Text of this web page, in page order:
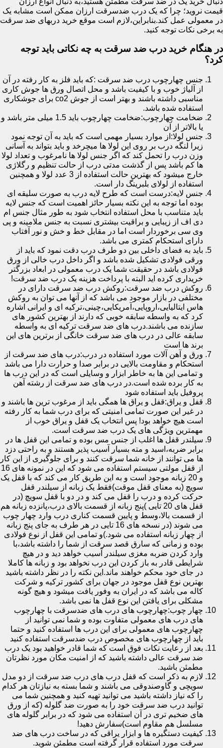
قیمت نروید؛ چرا که یک درب ضدسرقت ارزان ممکن است مشابه یک
در معمولی عمل کند.بنابراین،لازم است موقع خرید دربهای ضد سرقت
به برخی نکات توجه کنید.
در هنگام خرید درب ضد سرقت به چه نکاتی باید توجه
کرد؟
جنس چهارچوب درب ضد سرقت :که باید فلز به کار رفته در آن
از آلیاژ خوب و با کیفیت باشد و محل اتصال ورق ها جوش کاری
مناسبی داشته باشند و بهتر است از جوش co2 برای جوشکاری
استفاده شده باشد.
ضخامت چهارچوب:ضخامت چهارچوب باید 1.5 میلی متر باشد و
یا بالاتر از آن
جنس لولا:از موارد بسیار مهمی است که باید به آن توجه نمود
زیرا لنگه درب بر روی این لولا ها میچرخد و باید بتواند به آسانی
وزن درب را تحمل کند که اگر جنس لولا ها نامرغوب و تعداد لولا
ها کم باشد پس از گذشت مدتی درب از حالت تنظیم و رگلاژی
خارج میشود که بهترین حالت استفاده از 3 عدد لولا و همچنین
استفاده از لولای بلبرینگ دار است.
جنس لایه:درست است که طرح لایه درب به صورت سلیقه ای
بوده اما توجه به این نکته بسیار حائز اهمیت است که جنس لایه
باید متناسب با محل استفاده انتخاب شود به طور مثال جنس ام
دی اف از زیبایی و براقیت بیشتری نسبت به جنس ملامینه و پی
وی سی برخوردار است اما در مقابل خط و خش و نور آفتاب
دارای استحکام کمتری می باشد.
باید به فضای داخلی بین دو طرف درب دقت نمود که باید از
ورقی فولادی تشکیل شده باشد و اگر داخل درب خالی از ورق
فولادی باشد در حقیقت شما یک درب معمولی در ابعاد بزرگتر
خریداری کرده اید البته با پرداخت هزینه یک درب ضد سرقت!
روکش درب ضد سرقت:روکش درب ضد سرقت دارای در
مختلفی در بازار موجود می باشد که از آنها می توان به روکش
هاس ایتالیایی،اروپایی،آمریکایی،چینی،ترکیه ای و ایرانی اشاره
کرد که به واسطه سابقه خوبی که دارند از بهترین کشور های
سازنده می باشند.درب های ضد سرقت ترکیه ای به واسطه
سابقه عالی در درب های ضد سرقت خانگی از برترین های این
برند ها است
ورق و آهن آلات مورد استفاده در درب:درب های ضد سرقت از
استحکام و مقاومت بالایی در برابر صدا و حرارت دارا می باشد
و تمامی این ها به خاطر ابزار و وسایلی است که در این درب ها
به کار برده شده است.در درب های ضد سرقت از رشته آهن
پروفیل باید استفاده شود
قفل و یراق:قفل و یراق ها همگی باید از مرغوب ترین ها باشند و
در غیر این صورت تمامی امنیتی که برای درب شما به کار رفته
است هیچ خواهد بود! پس انتخاب یک قفل و یراق خوب از
مهمترین ویژگی های یک درب ضد سرقت است.
سیلندر قفل ها اغلب از جنس مس بوده و تمامی این قفل ها در
برابر ضربه،اسید و مته بسیار آسیب پذیر هستند و به راحتی دزد
ها می توانند از خانه شما سرقت کنند و برای جلوگیری از این کار
از قفل مولتی سیستم استفاده می شود که این در نمونه های 16
و 20 زبانه موجود است و به این طریق کار می کند که با قفل یک
سویچ (به معنای قفل موقت)فقط یک زبانه از سیلندر قفل
حرکت کرده و درب را قفل می کند و در دو با قفل سویچ (در
قفل های 20 تایی )پنج زبانه از قسمت بالای درب،پانزده زبانه هم
از قسمت بالا،وسط و پایین قسمت کناری درب وارد چهار چوب
می شوند (در نسخه های 16 تایی در هر طرف به جای پنج زبانه
از چهار زبانه استفاده می شود.)و تمامی این قفل از نوع فولادی
بوده و زمانی که سارق قصد سرقت از شما را داشته باشد،با
وارد کردن ضربه مغزی سیلندر آسیب خواهد دید و در هیچ
شرایطی قادر به باز کردن این درب نخواهد بود و زبانه ها کاملا
در جای خود محکم خواهند ماند.این نکته را در نظر داشته باشید
بهترین نوع قفل موجود در جهان برای کشور ترکیه و شرکت
کاله می باشد که در ایران به وفور یافت میشود و هیچ گونه
مشکلی برای یافتن این نوع قفل ها نمی باشد.
چهار چوب:چهارچوب های درب های ضدسرقت با چهارچوب
های درب های معمولی متفاوت بوده و شما نمی توانید از
چهارچوب های معمولی برای این درب ها استفاده کنید و حتما
باید از چهارچوب های مخصوص درب ضدسرقت استفاده کنید
بعد از رعایت نکات فوق است که شما قادر خواهید بود یک درب
ضد سرقت عالی داشته باشید که از امنیت مکان مورد نظرتان
مطمئن باشید.
لازم به ذکر است که قفل درب های درب ضد سرقت از دو مدل
سویچی و گاوصندوقی می باشند و شما بسته به نیازتان هر کدام
را که نیاز داشته باشید می توانید تهیه کنید و همچنین شما می
توانید درب ضد سرقت خود را به صورت ضد گلوله (که از ورق
های ضخیم تری در آن استفاده می شود که در برابر گلوله های
مسلسل هم مقاوم است)سفارش دهید!
کیفیت دستگیره ها و ابزار یراقی که در ساخت درب های ضد
سرقت مورد استفاده قرار گرفته است مطمئن شوید.